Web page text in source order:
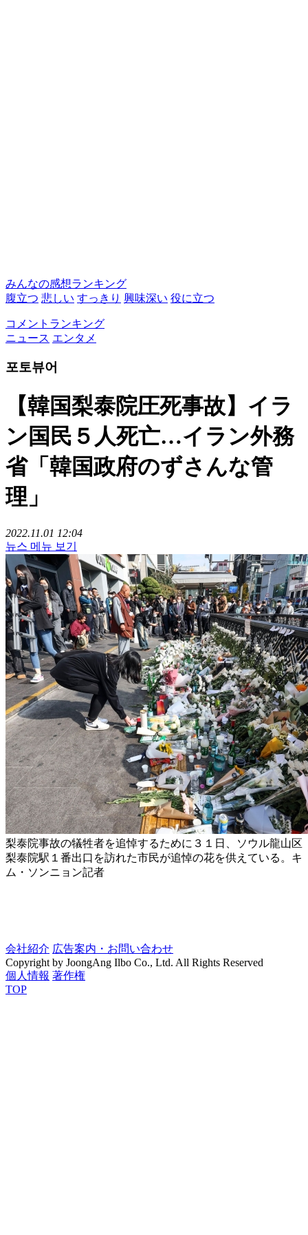
みんなの感想ランキング
腹立つ 悲しい すっきり 興味深い 役に立つ
コメントランキング
ニュース エンタメ
포토뷰어
【韓国梨泰院圧死事故】イラ
ン国民５人死亡…イラン外務
省「韓国政府のずさんな管
理」
2022.11.01 12:04
뉴스 메뉴 보기
梨泰院事故の犠牲者を追悼するために３１日、ソウル龍山区
梨泰院駅１番出口を訪れた市民が追悼の花を供えている。キ
ム・ソンニョン記者
会社紹介 広告案内・お問い合わせ
Copyright by JoongAng Ilbo Co., Ltd. All Rights Reserved
個人情報 著作権
TOP